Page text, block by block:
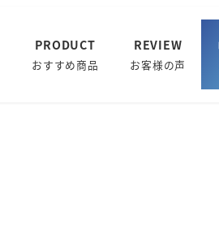
PRODUCT
おすすめ商品
REVIEW
お客様の声